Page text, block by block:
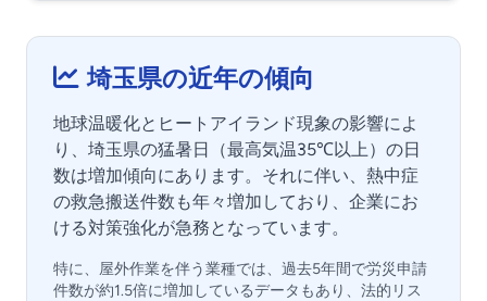
埼玉県の近年の傾向
地球温暖化とヒートアイランド現象の影響によ
り、埼玉県の猛暑日（最高気温35℃以上）の日
数は増加傾向にあります。それに伴い、熱中症
の救急搬送件数も年々増加しており、企業にお
ける対策強化が急務となっています。
特に、屋外作業を伴う業種では、過去5年間で労災申請
件数が約1.5倍に増加しているデータもあり、法的リス